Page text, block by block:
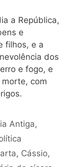
a República,
e
filhos, e a
dos
e fogo, e
com
Antiga,
, Cássio,